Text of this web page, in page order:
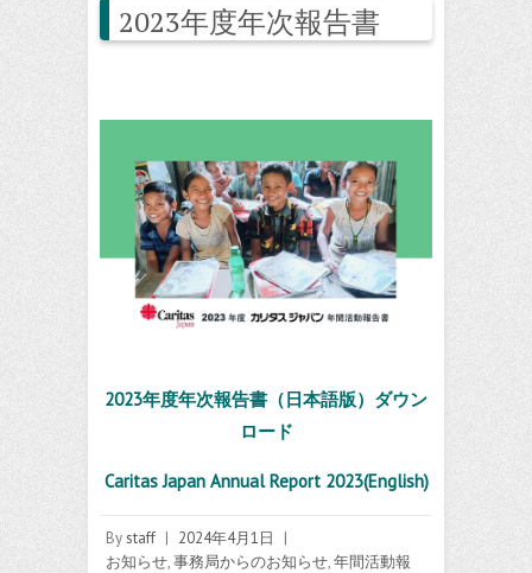
2023年度年次報告書
2023年度年次報告書（日本語版）ダウン
ロード
Caritas Japan Annual Report 2023(English)
Bystaff | 2024年4月1日
|
お知らせ,事務局からのお知らせ,年間活動報